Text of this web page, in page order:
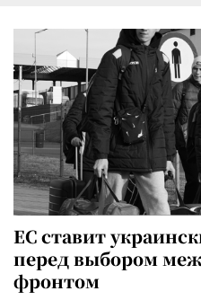
ЕС ставит
перед выбором
фронтом